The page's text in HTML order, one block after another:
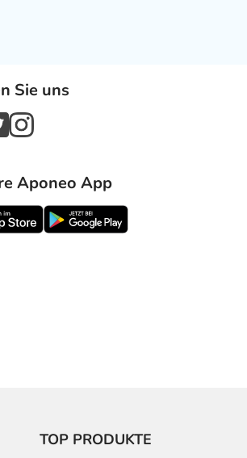
Sie uns
Aponeo App
TOP PRODUKTE